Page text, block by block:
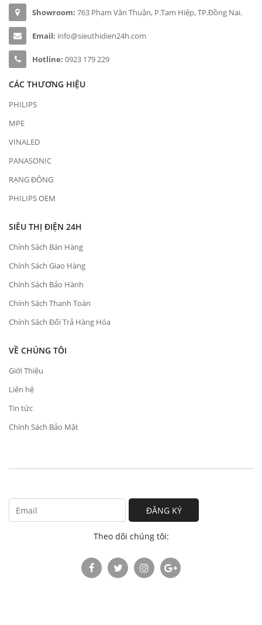
Showroom: 763 Phạm Văn Thuận, P.Tam Hiệp, TP.Đồng Nai.
Email: info@sieuthidien24h.com
Hotline: 0923 179 229
CÁC THƯƠNG HIỆU
PHILIPS
MPE
VINALED
PANASONIC
RẠNG ĐÔNG
PHILIPS OEM
SIÊU THỊ ĐIỆN 24H
Chính Sách Bán Hàng
Chính Sách Giao Hàng
Chính Sách Bảo Hành
Chính Sách Thanh Toán
Chính Sách Đổi Trả Hàng Hóa
VỀ CHÚNG TÔI
Giới Thiệu
Liên hệ
Tin tức
Chính Sách Bảo Mật
ĐĂNG KÝ
Theo dõi chúng tôi: